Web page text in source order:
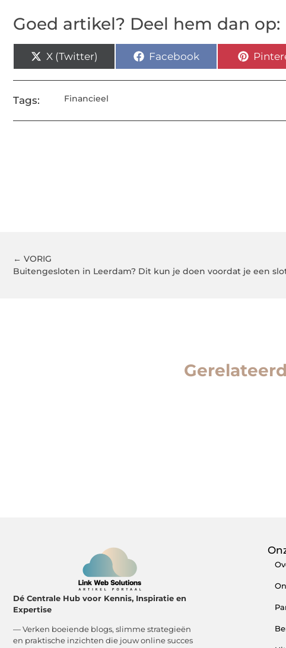
Goed artikel? Deel hem dan op:
X (Twitter) Facebook
Tags: Financieel
← VORIG
Buitengesloten in Leerdam? Dit kun je doen voordat je een
Dé Centrale Hub voor Kennis, Inspiratie en
Expertise
— Verken boeiende blogs, slimme strategieën
en praktische inzichten die jouw online succes